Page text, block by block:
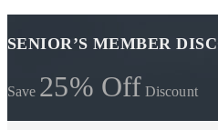
SENIOR’S MEMBER
Save 25% Off Discount